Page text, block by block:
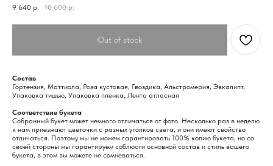
9 640 р. 10 600 р.
Out of stock
Состав
Гортензия, Маттиола, Роза кустовая, Гвоздика, Альстромерия, Эвкалипт,
Упаковка тишью, Упаковка пленка, Лента атласная
Соответствие букета
Собранный букет может немного отличаться от фото. Несколько раз в неделю
к нам приезжают цветочки с разных уголков света, и они имеют свойство
отличаться. Поэтому мы не можем гарантировать 100% копию букета, но со
своей стороны мы гарантируем соблюсти основной состав и стиль вашего
букета, в этом вы можете не сомневаться.